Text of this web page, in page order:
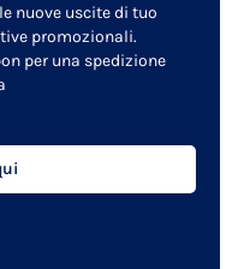
nuove uscite di tuo
promozionali.
per una spedizione